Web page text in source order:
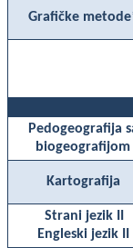
Grafičke
Pedogeografija
biogeografijom
Kartografija
Strani jezik II
Engleski jezik II